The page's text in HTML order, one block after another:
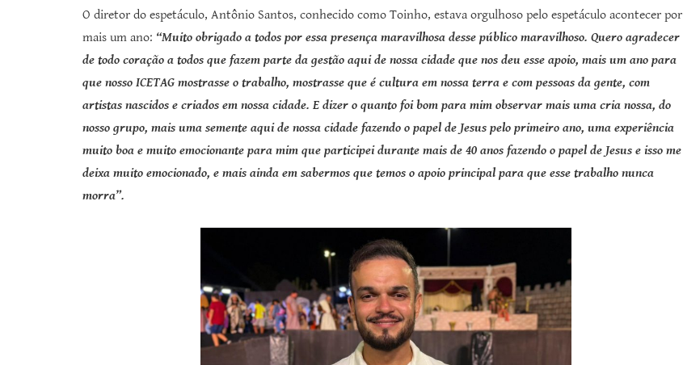
O diretor do espetáculo, Antônio Santos, conhecido como Toinho, estava orgulhoso pelo espetáculo acontecer por
mais um ano: “Muito obrigado a todos por essa presença maravilhosa desse público maravilhoso. Quero agradecer
de todo coração a todos que fazem parte da gestão aqui de nossa cidade que nos deu esse apoio, mais um ano para
que nosso ICETAG mostrasse o trabalho, mostrasse que é cultura em nossa terra e com pessoas da gente, com
artistas nascidos e criados em nossa cidade. E dizer o quanto foi bom para mim observar mais uma cria nossa, do
nosso grupo, mais uma semente aqui de nossa cidade fazendo o papel de Jesus pelo primeiro ano, uma experiência
muito boa e muito emocionante para mim que participei durante mais de 40 anos fazendo o papel de Jesus e isso me
deixa muito emocionado, e mais ainda em sabermos que temos o apoio principal para que esse trabalho nunca
morra”.